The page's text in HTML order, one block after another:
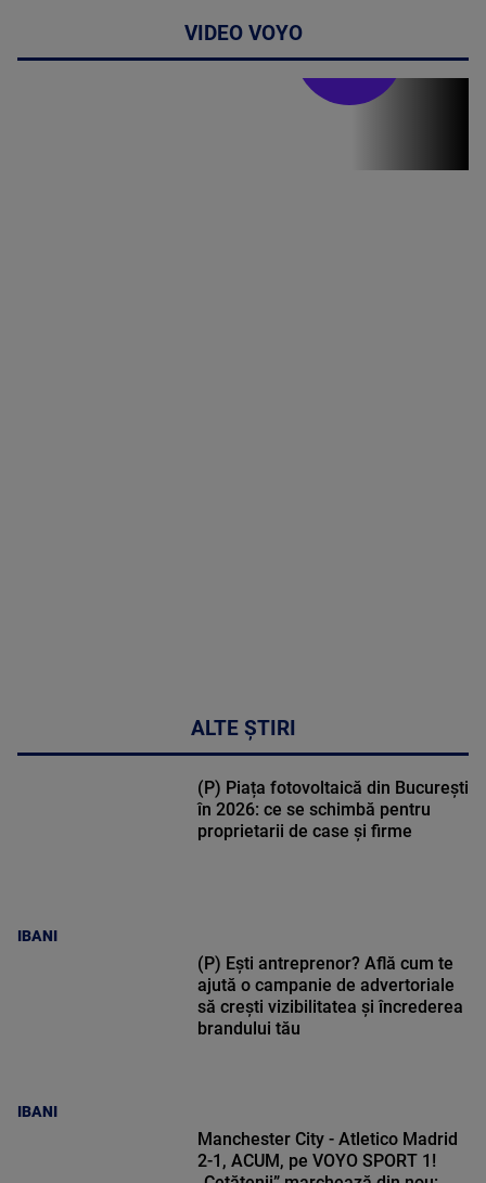
VIDEO VOYO
ALTE ȘTIRI
IBANI
(P) Piața fotovoltaică din București
în 2026: ce se schimbă pentru
proprietarii de case și firme
IBANI
(P) Ești antreprenor? Află cum te
ajută o campanie de advertoriale
să crești vizibilitatea și încrederea
brandului tău
Manchester City - Atletico Madrid
2-1, ACUM, pe VOYO SPORT 1!